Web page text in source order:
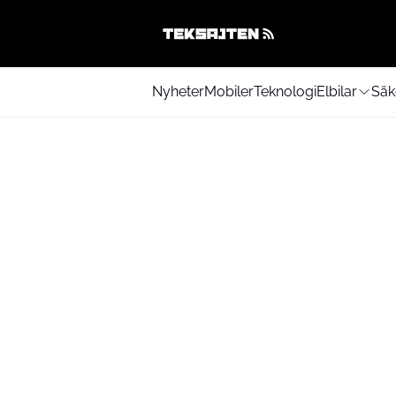
NyheterMobilerTeknologiElbilar